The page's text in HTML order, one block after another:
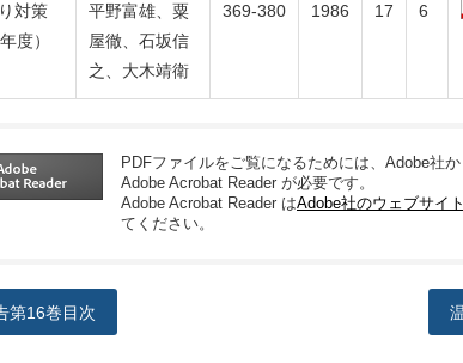
対策
度）
平野富雄、粟
屋徹、石坂信
之、大木靖衛
369-380 1986 17 6
PDFファイルをご覧になるためには、Adobe社
Adobe Acrobat Reader が必要です。
Adobe Acrobat Reader はAdobe社のウェブサイト
てください。
第16巻目次